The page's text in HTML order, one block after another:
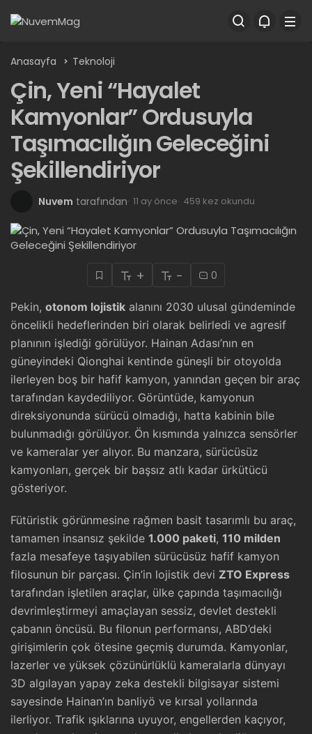
Anasayfa Teknoloji
Çin, Yeni “Hayalet
Kamyonlar” Ordusuyla
Taşımacılığın Geleceğini
Şekillendiriyor
Nuvem tarafından 11 ay önce 459 kez okundu
+ - 0
Pekin, otonom lojistik alanını 2030 ulusal gündeminde
öncelikli hedeflerinden biri olarak belirledi ve agresif
planının işlediği görülüyor. Hainan Adası’nın en
güneyindeki Qionghai kentinde güneşli bir otoyolda
ilerleyen boş bir hafif kamyon, yanından geçen bir araç
tarafından kaydediliyor. Görüntüde, kamyonun
direksiyonunda sürücü olmadığı, hatta kabinin bile
bulunmadığı görülüyor. Ön kısmında yalnızca sensörler
ve kameralar yer alıyor. Bu manzara, sürücüsüz
kamyonları, gerçek bir başsız atlı kadar ürkütücü
gösteriyor.
Fütüristik görünmesine rağmen basit tasarımlı bu araç,
tamamen insansız şekilde 1.000 paketi, 110 milden
fazla mesafeye taşıyabilen sürücüsüz hafif kamyon
filosunun bir parçası. Çin’in lojistik devi ZTO Express
tarafından işletilen araçlar, ülke çapında taşımacılığı
devrimleştirmeyi amaçlayan sessiz, devlet destekli
çabanın öncüsü. Bu filonun performansı, ABD’deki
girişimlerin çok ötesine geçmiş durumda. Kamyonlar,
lazerler ve yüksek çözünürlüklü kameralarla dünyayı
3D algılayan yapay zeka destekli bilgisayar sistemi
sayesinde Hainan’ın banliyö ve kırsal yollarında
ilerliyor. Trafik ışıklarına uyuyor, engellerden kaçıyor,